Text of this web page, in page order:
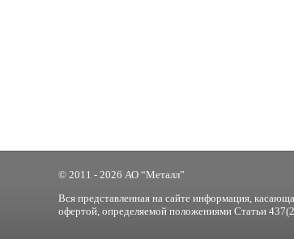
© 2011 - 2026 АО “Металл”
Вся представленная на сайте информация,
офертой, определяемой положениями Статьи